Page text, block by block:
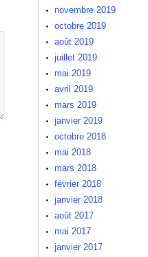
novembre 2019
octobre 2019
août 2019
juillet 2019
mai 2019
avril 2019
mars 2019
janvier 2019
octobre 2018
mai 2018
mars 2018
février 2018
janvier 2018
août 2017
mai 2017
janvier 2017